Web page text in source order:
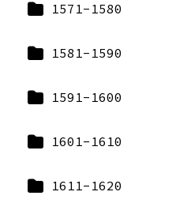
1571-1580
1581-1590
1591-1600
1601-1610
1611-1620